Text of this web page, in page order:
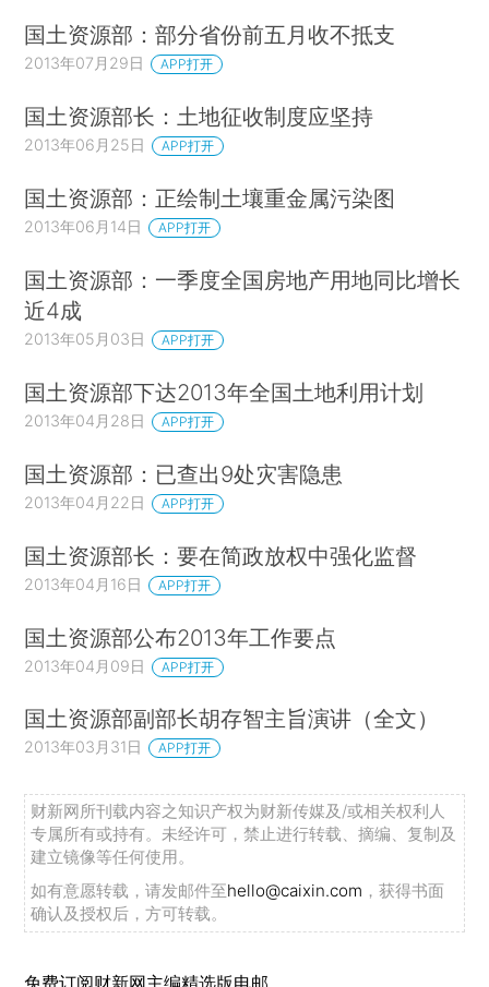
国土资源部：部分省份前五月收不抵支
2013年07月29日 APP打开
国土资源部长：土地征收制度应坚持
2013年06月25日 APP打开
国土资源部：正绘制土壤重金属污染图
2013年06月14日 APP打开
国土资源部：一季度全国房地产用地同比增长
近4成
2013年05月03日 APP打开
国土资源部下达2013年全国土地利用计划
2013年04月28日 APP打开
国土资源部：已查出9处灾害隐患
2013年04月22日 APP打开
国土资源部长：要在简政放权中强化监督
2013年04月16日 APP打开
国土资源部公布2013年工作要点
2013年04月09日 APP打开
国土资源部副部长胡存智主旨演讲（全文）
2013年03月31日 APP打开
财新网所刊载内容之知识产权为财新传媒及/或相关权利人
专属所有或持有。未经许可，禁止进行转载、摘编、复制及
建立镜像等任何使用。
如有意愿转载，请发邮件至hello@caixin.com ，获得书面
确认及授权后，方可转载。
免费订阅财新网主编精选版电邮